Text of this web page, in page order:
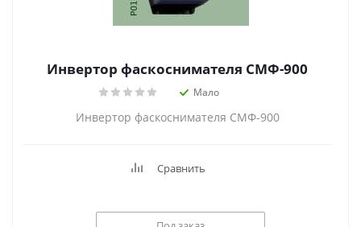
Инвертор фаскоснимателя СМФ-900
Мало
Инвертор фаскоснимателя СМФ-900
Сравнить